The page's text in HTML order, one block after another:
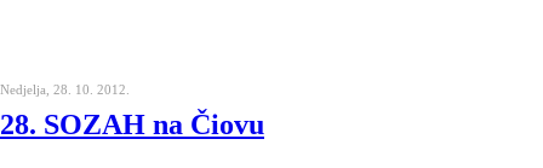
Nedjelja, 28. 10. 2012.
28. SOZAH na Čiovu